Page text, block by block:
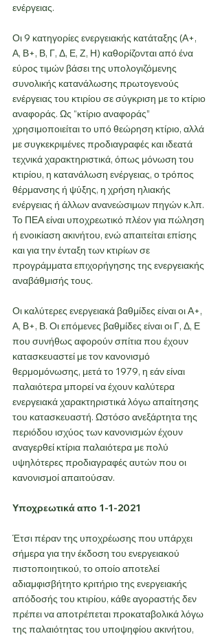
ενέργειας.
Οι 9 κατηγορίες ενεργειακής κατάταξης (Α+,
Α, Β+, Β, Γ, Δ, Ε, Ζ, Η) καθορίζονται από ένα
εύρος τιμών βάσει της υπολογιζόμενης
συνολικής κατανάλωσης πρωτογενούς
ενέργειας του κτιρίου σε σύγκριση με το κτίριο
αναφοράς. Ως “κτίριο αναφοράς”
χρησιμοποιείται το υπό θεώρηση κτίριο, αλλά
με συγκεκριμένες προδιαγραφές και ιδεατά
τεχνικά χαρακτηριστικά, όπως μόνωση του
κτιρίου, η κατανάλωση ενέργειας, ο τρόπος
θέρμανσης ή ψύξης, η χρήση ηλιακής
ενέργειας ή άλλων ανανεώσιμων πηγών κ.λπ.
Το ΠΕΑ είναι υποχρεωτικό πλέον για πώληση
ή ενοικίαση ακινήτου, ενώ απαιτείται επίσης
και για την ένταξη των κτιρίων σε
προγράμματα επιχορήγησης της ενεργειακής
αναβάθμισής τους.
Οι καλύτερες ενεργειακά βαθμίδες είναι οι Α+,
Α, Β+, Β. Οι επόμενες βαθμίδες είναι οι Γ, Δ, Ε
που συνήθως αφορούν σπίτια που έχουν
κατασκευαστεί με τον κανονισμό
θερμομόνωσης, μετά το 1979, η εάν είναι
παλαιότερα μπορεί να έχουν καλύτερα
ενεργειακά χαρακτηριστικά λόγω απαίτησης
του κατασκευαστή. Ωστόσο ανεξάρτητα της
περιόδου ισχύος των κανονισμών έχουν
αναγερθεί κτίρια παλαιότερα με πολύ
υψηλότερες προδιαγραφές αυτών που οι
κανονισμοί απαιτούσαν.
Υποχρεωτικά απο 1-1-2021
Έτσι πέραν της υποχρέωσης που υπάρχει
σήμερα για την έκδοση του ενεργειακού
πιστοποιητικού, το οποίο αποτελεί
αδιαμφισβήτητο κριτήριο της ενεργειακής
απόδοσής του κτιρίου, κάθε αγοραστής δεν
πρέπει να αποτρέπεται προκαταβολικά λόγω
της παλαιότητας του υποψηφίου ακινήτου,